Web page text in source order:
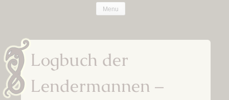
Menu
Logbuch der
Lendermannen –